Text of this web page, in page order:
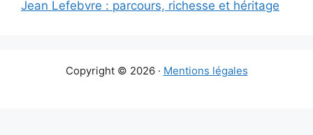
Jean Lefebvre : parcours, richesse et héritage
Copyright © 2026 · Mentions légales